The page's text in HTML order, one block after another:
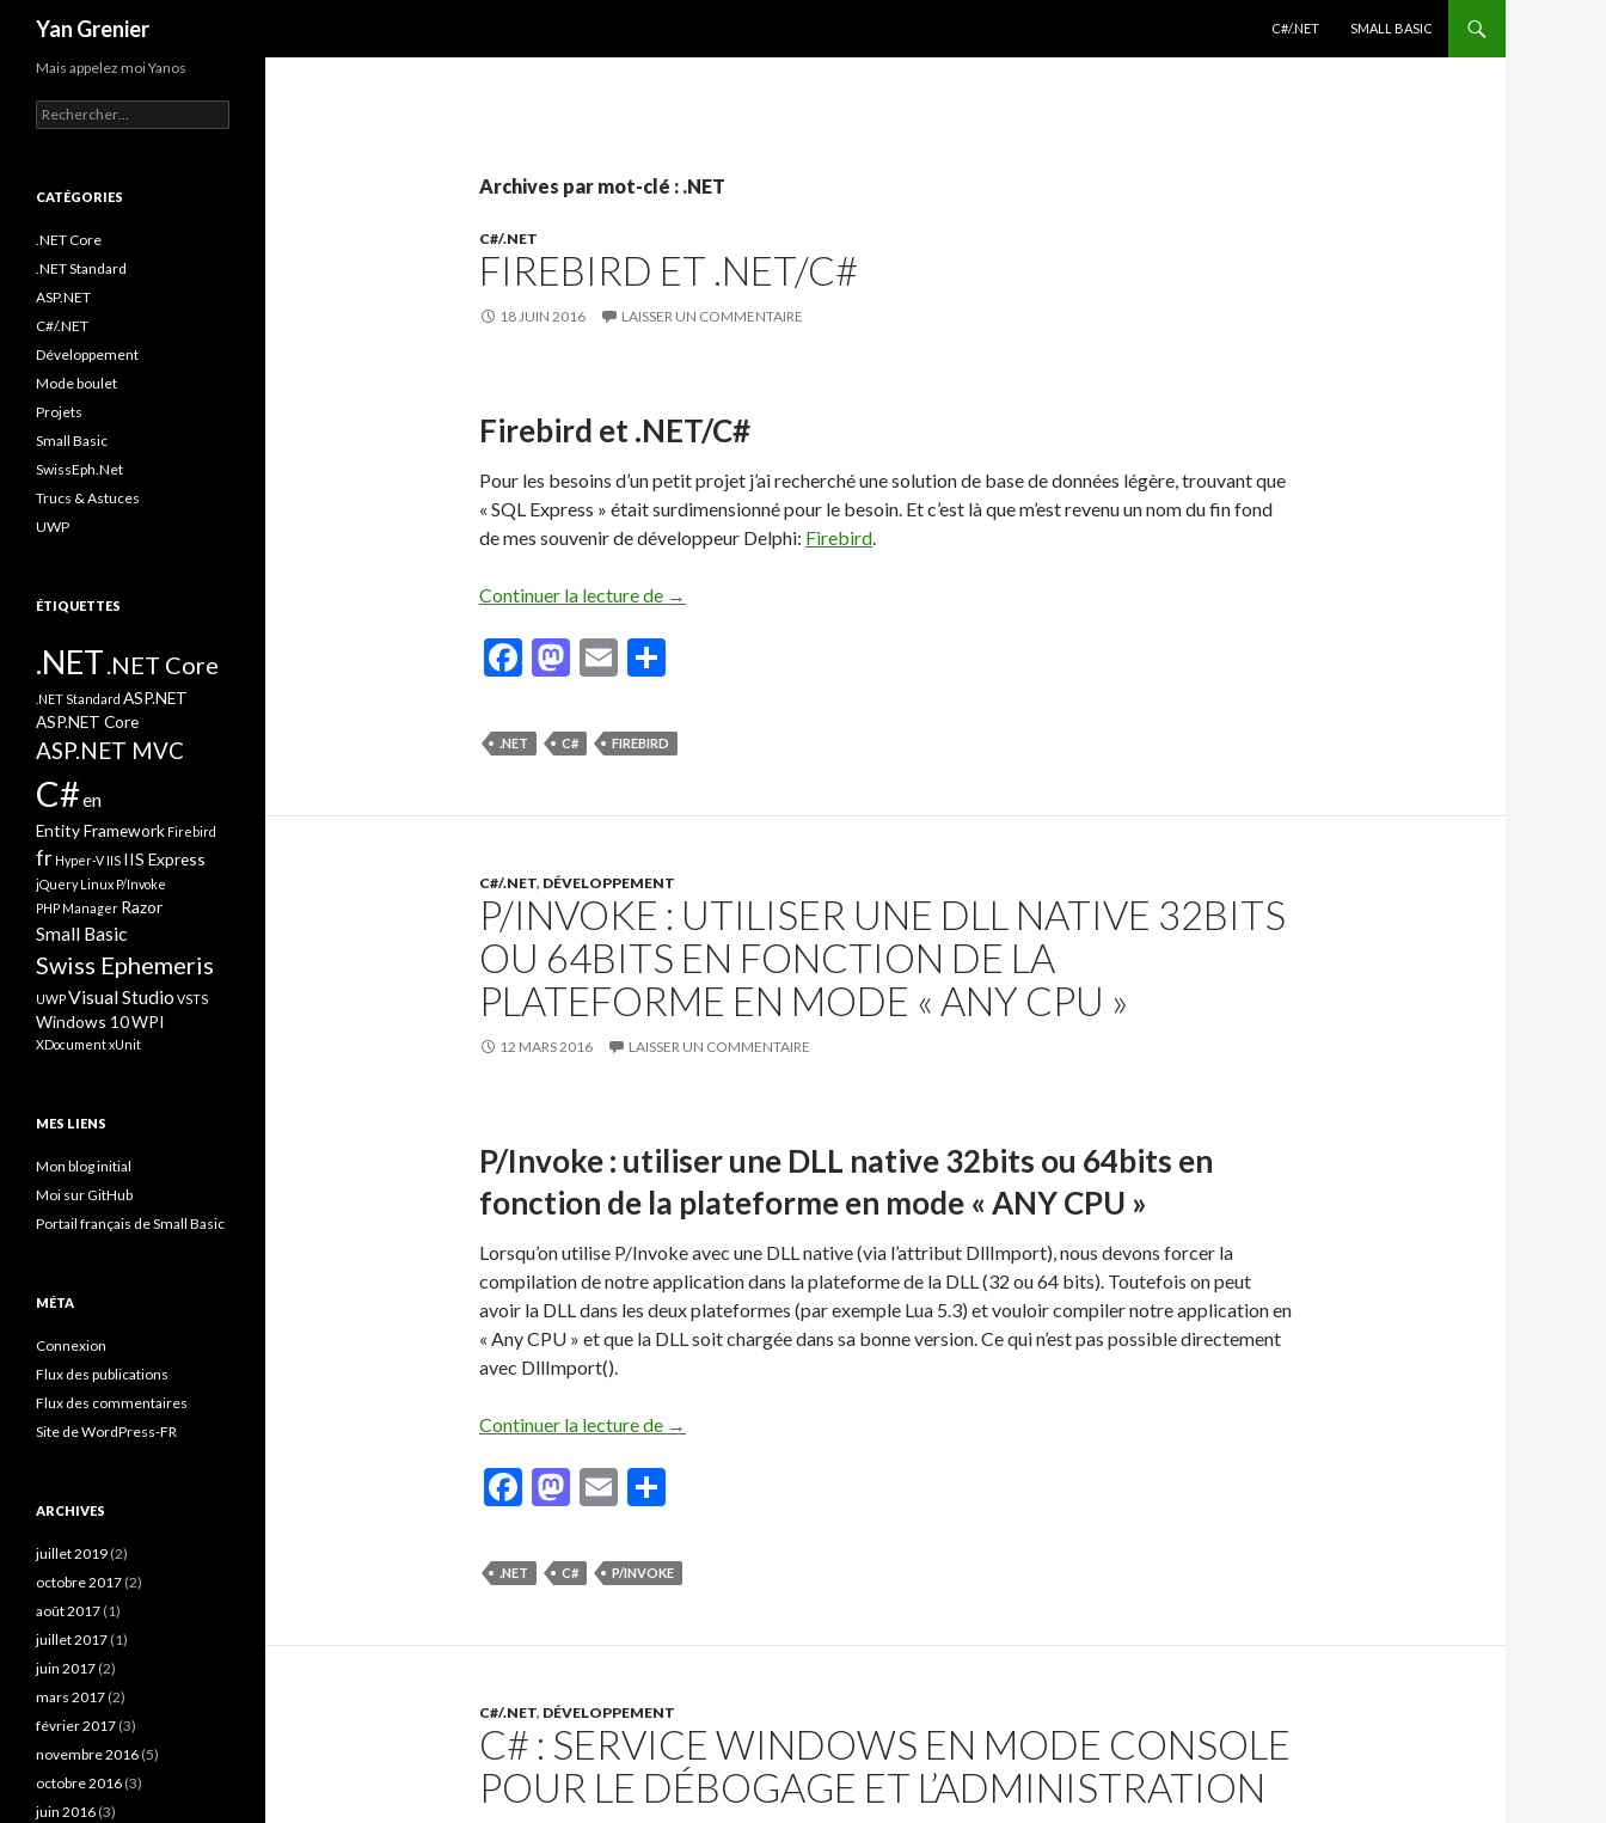
Yan Grenier
C#/.NET
SMALL BASIC
Archives par mot-clé : .NET
C#/.NET
FIREBIRD ET .NET/C#
18 JUIN 2016 LAISSER UN COMMENTAIRE
Firebird et .NET/C#
Pour les besoins d’un petit projet j’ai recherché une solution de base de données légère, trouvant que
« SQL Express » était surdimensionné pour le besoin. Et c’est là que m’est revenu un nom du fin fond
de mes souvenir de développeur Delphi: Firebird.
Continuer la lecture de Firebird et .NET/C#
→
F
e
b
o
k
M
to
d
o
E
ai
l
ta
g
er
.NET C# FIREBIRD
C#/.NET, DÉVELOPPEMENT
P/INVOKE : UTILISER UNE DLL NATIVE 32BITS
OU 64BITS EN FONCTION DE LA
PLATEFORME EN MODE « ANY CPU »
12 MARS 2016 LAISSER UN COMMENTAIRE
P/Invoke : utiliser une DLL native 32bits ou 64bits en
fonction de la plateforme en mode « ANY CPU »
Lorsqu’on utilise P/Invoke avec une DLL native (via l’attribut DllImport), nous devons forcer la
compilation de notre application dans la plateforme de la DLL (32 ou 64 bits). Toutefois on peut
avoir la DLL dans les deux plateformes (par exemple Lua 5.3) et vouloir compiler notre application en
« Any CPU » et que la DLL soit chargée dans sa bonne version. Ce qui n’est pas possible directement
avec DllImport().
Continuer la lecture de P/Invoke : utiliser une DLL native 32bits ou 64bits en fonction de la plateforme en mode « ANY CPU »
→
F
e
b
o
k
M
to
d
o
E
ai
l
ta
g
er
.NET C# P/INVOKE
C#/.NET, DÉVELOPPEMENT
C# : SERVICE WINDOWS EN MODE CONSOLE
POUR LE DÉBOGAGE ET L’ADMINISTRATION
Mais appelez moi Yanos
R
e
e
c
h
r
:
CATÉGORIES
.NET Core
.NET Standard
ASP.NET
C#/.NET
Développement
Mode boulet
Projets
Small Basic
SwissEph.Net
Trucs & Astuces
UWP
ÉTIQUETTES
.NET.NET Core
.NET Standard ASP.NET
ASP.NET Core
ASP.NET MVC
C#en
Entity Framework Firebird
fr Hyper-V IIS IIS Express
jQuery Linux P/Invoke
PHP Manager Razor
Small Basic
Swiss Ephemeris
UWPVisual Studio VSTS
Windows 10WPI
XDocumentxUnit
MES LIENS
Mon blog initial
Moi sur GitHub
Portail français de Small Basic
MÉTA
Connexion
Flux des publications
Flux des commentaires
Site de WordPress-FR
ARCHIVES
juillet 2019 (2)
octobre 2017 (2)
août 2017 (1)
juillet 2017 (1)
juin 2017 (2)
mars 2017 (2)
février 2017 (3)
novembre 2016 (5)
octobre 2016 (3)
juin 2016 (3)